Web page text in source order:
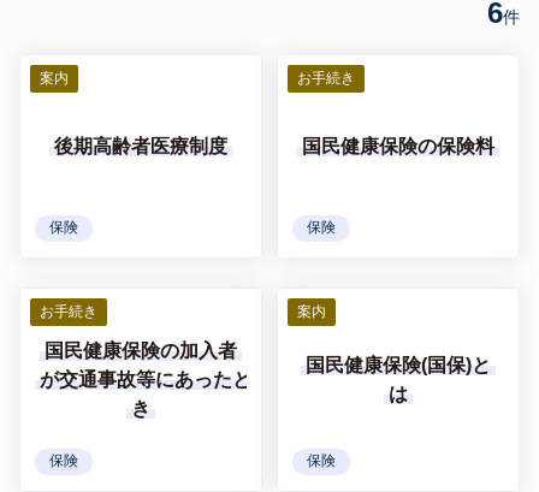
6件
案内
後期高齢者医療制度
保険
お手続き
国民健康保険の保険料
保険
お手続き
国民健康保険の加入者
が交通事故等にあったと
き
保険
案内
国民健康保険(国保)と
は
保険